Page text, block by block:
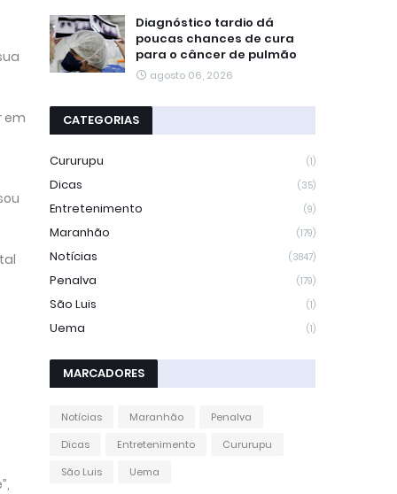
em
Diagnóstico tardio dá
poucas chances de cura
para o câncer de pulmão
agosto 06, 2026
CATEGORIAS
Cururupu (1)
Dicas (35)
Entretenimento (9)
Maranhão (179)
Notícias (3847)
Penalva (179)
São Luis (1)
Uema (1)
MARCADORES
Notícias Maranhão
Penalva
Dicas
Entretenimento
Cururupu
São Luis
Uema